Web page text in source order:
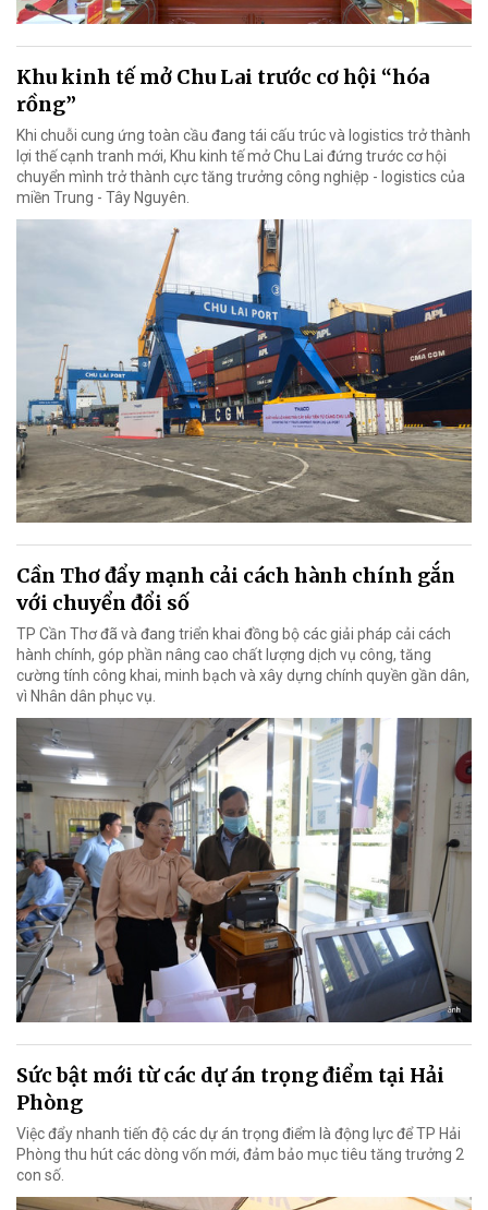
Khu kinh tế mở Chu Lai trước cơ hội “hóa
rồng”
Khi chuỗi cung ứng toàn cầu đang tái cấu trúc và logistics trở thành
lợi thế cạnh tranh mới, Khu kinh tế mở Chu Lai đứng trước cơ hội
chuyển mình trở thành cực tăng trưởng công nghiệp - logistics của
miền Trung - Tây Nguyên.
Cần Thơ đẩy mạnh cải cách hành chính gắn
với chuyển đổi số
TP Cần Thơ đã và đang triển khai đồng bộ các giải pháp cải cách
hành chính, góp phần nâng cao chất lượng dịch vụ công, tăng
cường tính công khai, minh bạch và xây dựng chính quyền gần dân,
vì Nhân dân phục vụ.
Sức bật mới từ các dự án trọng điểm tại Hải
Phòng
Việc đẩy nhanh tiến độ các dự án trọng điểm là động lực để TP Hải
Phòng thu hút các dòng vốn mới, đảm bảo mục tiêu tăng trưởng 2
con số.